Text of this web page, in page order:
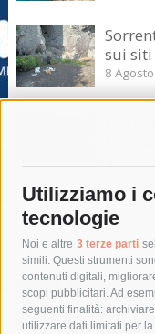
Utilizziamo i
tecnologie
Noi e altre 3 terze parti
simili. Questi strumenti
contenuti digitali,
scopi pubblicitari. Ad
seguenti finalità:
utilizzare dati limitati per
sui
8
Tag
acqua allerta meteo
area marina protetta